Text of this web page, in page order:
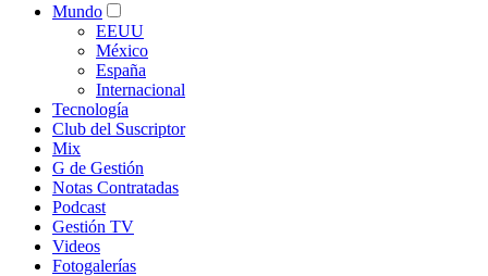
Mundo
EEUU
México
España
Internacional
Tecnología
Club del Suscriptor
Mix
G de Gestión
Notas Contratadas
Podcast
Gestión TV
Videos
Fotogalerías